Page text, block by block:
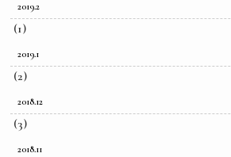
2019.2
(1)
2019.1
(2)
2018.12
(3)
2018.11